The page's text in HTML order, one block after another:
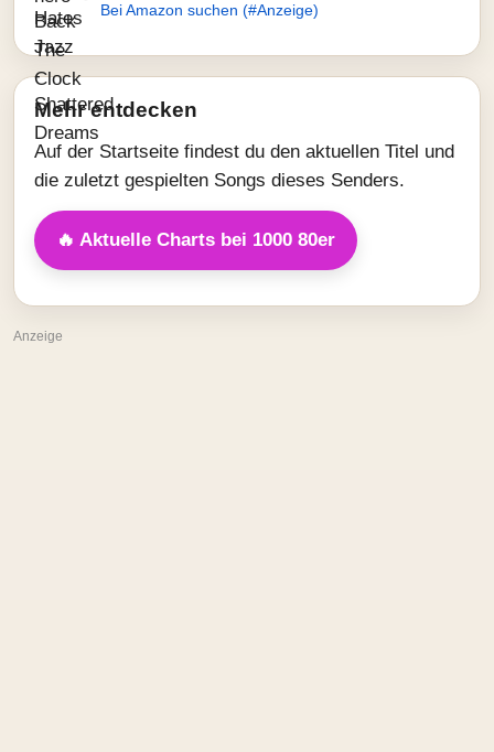
Bei Amazon suchen (#Anzeige)
Mehr entdecken
Auf der Startseite findest du den aktuellen Titel und
die zuletzt gespielten Songs dieses Senders.
🔥 Aktuelle Charts bei 1000 80er
Anzeige